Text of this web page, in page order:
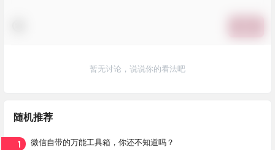
暂无讨论，说说你的看法吧
随机推荐
1 微信自带的万能工具箱，你还不知道吗？